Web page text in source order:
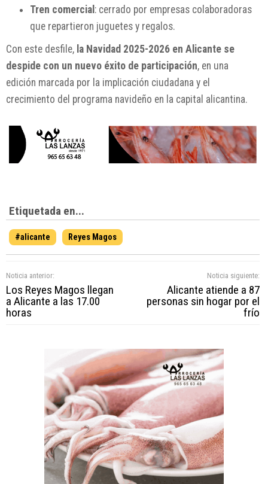
Tren comercial : cerrado por empresas colaboradoras
que repartieron juguetes y regalos.
Con este desfile, la Navidad 2025-2026 en Alicante se
despide con un nuevo éxito de participación, en una
edición marcada por la implicación ciudadana y el
crecimiento del programa navideño en la capital alicantina.
Etiquetada en...
#alicante Reyes Magos
Noticia anterior:
Los Reyes Magos llegan
a Alicante a las 17.00
horas
Noticia siguiente:
Alicante atiende a 87
personas sin hogar por el
frío